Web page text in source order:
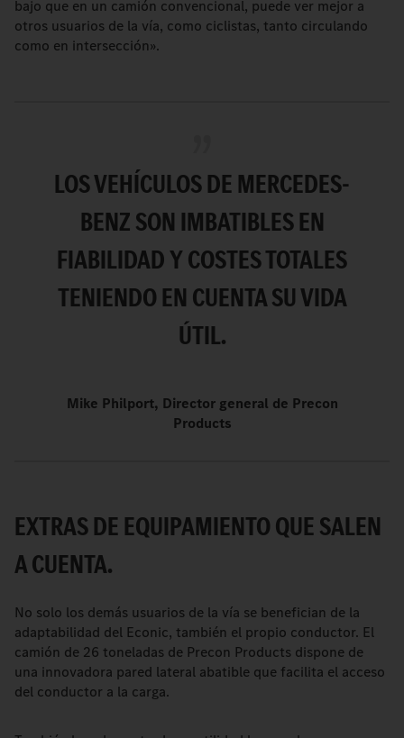
bajo que en un camión convencional, puede ver mejor a
otros usuarios de la vía, como ciclistas, tanto circulando
como en intersección».
LOS VEHÍCULOS DE MERCEDES-
BENZ SON IMBATIBLES EN
FIABILIDAD Y COSTES TOTALES
TENIENDO EN CUENTA SU VIDA
ÚTIL.
Mike Philport, Director general de Precon
Products
EXTRAS DE EQUIPAMIENTO QUE SALEN
A CUENTA.
No solo los demás usuarios de la vía se benefician de la
adaptabilidad del Econic, también el propio conductor. El
camión de 26 toneladas de Precon Products dispone de
una innovadora pared lateral abatible que facilita el acceso
del conductor a la carga.